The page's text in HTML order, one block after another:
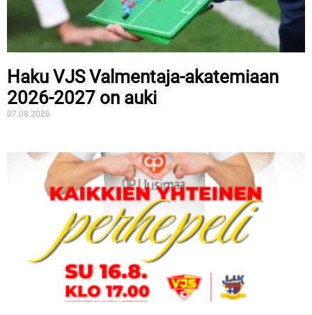
Haku VJS Valmentaja-akatemiaan
2026-2027 on auki
07.08.2026